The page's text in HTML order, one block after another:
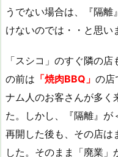
うでない場合は、『隔
けないのでは・・と思い
「スシコ」のすぐ隣の
の前は 「焼肉BBQ」 の店
ナム人のお客さんが多く
た。しかし、『隔離』が
再開した後も、その店は
した。そのまま「廃業